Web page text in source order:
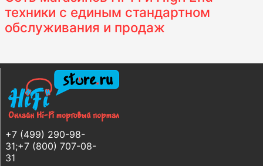
техники с единым стандартном
обслуживания и продаж
+7 (499) 290-98-
31;+7 (800) 707-08-
31